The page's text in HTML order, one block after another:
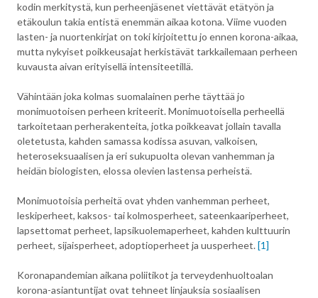
kodin merkitystä, kun perheenjäsenet viettävät etätyön ja
etäkoulun takia entistä enemmän aikaa kotona. Viime vuoden
lasten- ja nuortenkirjat on toki kirjoitettu jo ennen korona-aikaa,
mutta nykyiset poikkeusajat herkistävät tarkkailemaan perheen
kuvausta aivan erityisellä intensiteetillä.
Vähintään joka kolmas suomalainen perhe täyttää jo
monimuotoisen perheen kriteerit. Monimuotoisella perheellä
tarkoitetaan perherakenteita, jotka poikkeavat jollain tavalla
oletetusta, kahden samassa kodissa asuvan, valkoisen,
heteroseksuaalisen ja eri sukupuolta olevan vanhemman ja
heidän biologisten, elossa olevien lastensa perheistä.
Monimuotoisia perheitä ovat yhden vanhemman perheet,
leskiperheet, kaksos- tai kolmosperheet, sateenkaariperheet,
lapsettomat perheet, lapsikuolemaperheet, kahden kulttuurin
perheet, sijaisperheet, adoptioperheet ja uusperheet.[1]
Koronapandemian aikana poliitikot ja terveydenhuoltoalan
korona-asiantuntijat ovat tehneet linjauksia sosiaalisen